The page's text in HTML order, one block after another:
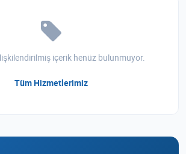
içerik henüz bulunmuyor.
Tüm Hizmetlerimiz